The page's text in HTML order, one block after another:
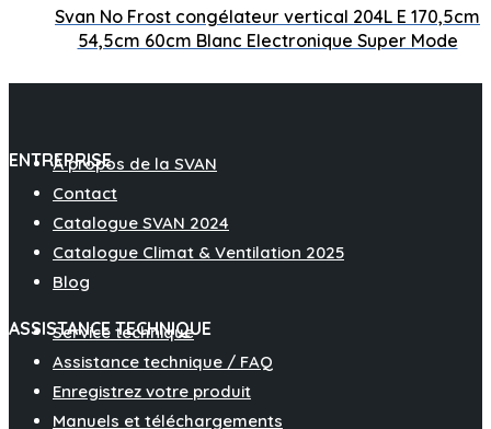
Svan No Frost congélateur vertical 204L E 170,5cm
54,5cm 60cm Blanc Electronique Super Mode
Capacité 204 litres Mode Super
ENTREPRISE
À propos de la SVAN
Contact
Catalogue SVAN 2024
Catalogue Climat & Ventilation 2025
Blog
ASSISTANCE TECHNIQUE
Service technique
Assistance technique / FAQ
Enregistrez votre produit
Manuels et téléchargements